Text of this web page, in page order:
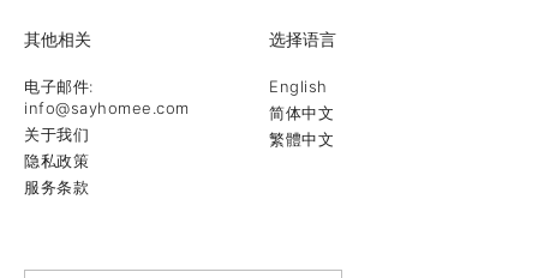
其他相关
电子邮件:
info@sayhomee.com
关于我们
隐私政策
服务条款
选择语言
English
简体中文
繁體中文